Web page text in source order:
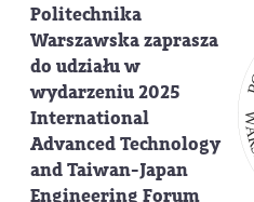
Politechnika
Warszawska zaprasza
do udziału w
wydarzeniu2025
International
Advanced Technology
and Taiwan-Japan
Engineering Forum